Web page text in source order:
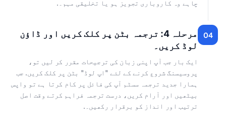
چاہے وہ کاروباری تجویز ہو یا تخلیقی مہم۔.
04
مرحلہ 4: ترجمہ بٹن پر کلک کریں اور ڈاؤن
لوڈ کریں۔
ایک بار جب آپ اپنی زبان کی ترجیحات مقرر کر لیں تو،
پروسیسنگ شروع کرنے کے لئے "اپ لوڈ" بٹن پر کلک کریں. جب
ہمارا جدید ترجمہ سسٹم آپ کی فائل پر کام کرتا ہے تو واپس
بیٹھیں اور آرام کریں، درست ترجمہ فراہم کرتے وقت اصل
ترتیب اور انداز کو برقرار رکھیں۔.